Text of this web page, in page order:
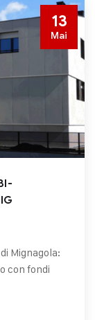
13
Mai
Mignagola:
con fondi